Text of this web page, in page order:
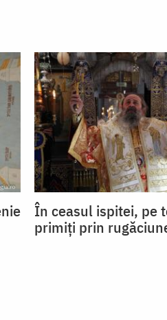
În ceasul ispitei, pe
primiți prin